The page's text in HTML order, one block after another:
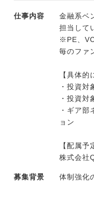
メディア紹介実績
中長期で
仕事内容
金融系ベ
担当して
※PE、
毎のファ
【具体的
・投資
・投資対
・ギア
ョン
【配属予
株式会社
募集背景 体制強化